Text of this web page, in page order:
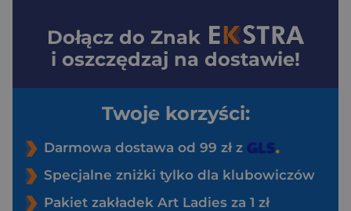
Dołącz do Znak
i oszczędzaj na dostawie!
Twoje korzyści:
Darmowa dostawa od 99 zł z
Specjalne zniżki tylko dla klubowiczów
Pakiet zakładek Art Ladies za 1 zł